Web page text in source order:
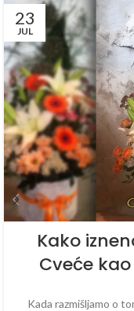
23
JUL
Kako
Cveće
Kada razmišljamo o